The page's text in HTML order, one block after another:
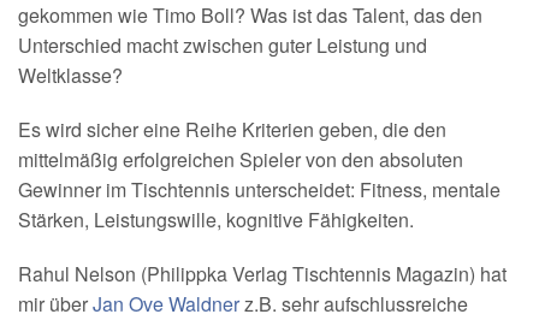
gekommen wie Timo Boll? Was ist das Talent, das den
Unterschied macht zwischen guter Leistung und
Weltklasse?
Es wird sicher eine Reihe Kriterien geben, die den
mittelmäßig erfolgreichen Spieler von den absoluten
Gewinner im Tischtennis unterscheidet: Fitness, mentale
Stärken, Leistungswille, kognitive Fähigkeiten.
Rahul Nelson (Philippka Verlag Tischtennis Magazin) hat
mir überJan Ove Waldnerz.B. sehr aufschlussreiche